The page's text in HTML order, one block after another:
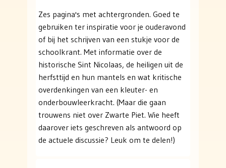
Zes pagina's met achtergronden. Goed te
gebruiken ter inspiratie voor je ouderavond
of bij het schrijven van een stukje voor de
schoolkrant. Met informatie over de
historische Sint Nicolaas, de heiligen uit de
herfsttijd en hun mantels en wat kritische
overdenkingen van een kleuter- en
onderbouwleerkracht. (Maar die gaan
trouwens niet over Zwarte Piet. Wie heeft
daarover iets geschreven als antwoord op
de actuele discussie? Leuk om te delen!)